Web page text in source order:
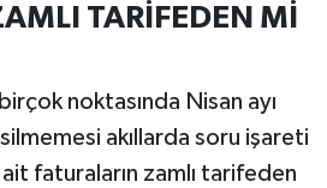
TARİFEDEN Mİ
noktasında Nisan ayı
akıllarda soru işareti
ait faturaların zamlı tarifeden